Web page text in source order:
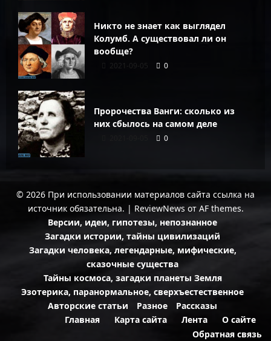
Никто не знает как выглядел
Колумб. А существовал ли он
вообще?
2021-09-05 0
Пророчества Ванги: сколько из
них сбылось на самом деле
0
© 2026 При использовании материалов сайта ссылка на
источник обязательна. | ReviewNews от AF themes.
Версии, идеи, гипотезы, непознанное
Загадки истории, тайны цивилизаций
Загадки человека, легендарные, мифические,
сказочные существа
Тайны космоса, загадки планеты Земля
Эзотерика, паранормальное, сверхъестественное
Авторские статьи
Разное
Рассказы
Главная
Карта сайта Лента
О сайте
Обратная связь